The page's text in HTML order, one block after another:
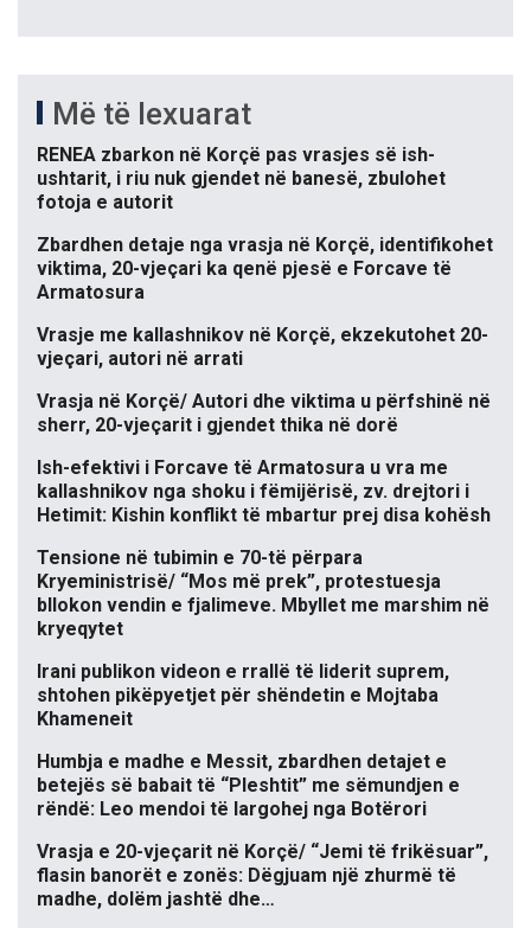
Më të lexuarat
RENEA zbarkon në Korçë pas vrasjes së ish-
ushtarit, i riu nuk gjendet në banesë, zbulohet
fotoja e autorit
Zbardhen detaje nga vrasja në Korçë, identifikohet
viktima, 20-vjeçari ka qenë pjesë e Forcave të
Armatosura
Vrasje me kallashnikov në Korçë, ekzekutohet 20-
vjeçari, autori në arrati
Vrasja në Korçë/ Autori dhe viktima u përfshinë në
sherr, 20-vjeçarit i gjendet thika në dorë
Ish-efektivi i Forcave të Armatosura u vra me
kallashnikov nga shoku i fëmijërisë, zv. drejtori i
Hetimit: Kishin konflikt të mbartur prej disa kohësh
Tensione në tubimin e 70-të përpara
Kryeministrisë/ “Mos më prek”, protestuesja
bllokon vendin e fjalimeve. Mbyllet me marshim në
kryeqytet
Irani publikon videon e rrallë të liderit suprem,
shtohen pikëpyetjet për shëndetin e Mojtaba
Khameneit
Humbja e madhe e Messit, zbardhen detajet e
betejës së babait të “Pleshtit” me sëmundjen e
rëndë: Leo mendoi të largohej nga Botërori
Vrasja e 20-vjeçarit në Korçë/ “Jemi të frikësuar”,
flasin banorët e zonës: Dëgjuam një zhurmë të
madhe, dolëm jashtë dhe…